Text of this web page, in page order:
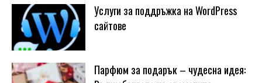
Услуги за поддръжка на WordPress
сайтове
Парфюм за подарък – чудесна идея: